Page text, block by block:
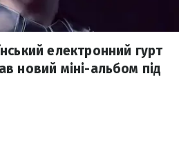
електронний гурт
новий міні-альбом під